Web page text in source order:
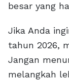
besar yang
Jika Anda
tahun 2026,
Jangan
melangkah